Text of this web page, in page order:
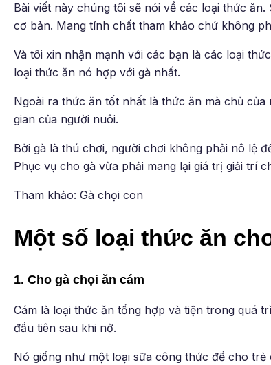
Bài viết này chúng tôi sẽ nói về các loại thức
cơ bản. Mang tính chất tham khảo chứ không
Và tôi xin nhận mạnh với các bạn là các loại
loại thức ăn nó hợp với gà nhất.
Ngoài ra thức ăn tốt nhất là thức ăn mà chủ
gian của người nuôi.
Bởi gà là thú chơi, người chơi không phải nô lệ
Phục vụ cho gà vừa phải mang lại giá trị giải trí
Tham khảo: Gà chọi con
Một số loại thức ăn
1. Cho gà chọi ăn cám
Cám là loại thức ăn tổng hợp và tiện trong quá
đầu tiên sau khi nở.
Nó giống như một loại sữa công thức để cho trẻ